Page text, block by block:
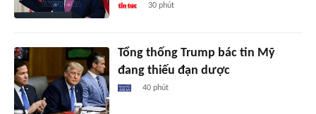
30 phút
Tổng thống Trump bác tin Mỹ
đang thiếu đạn dược
40 phút